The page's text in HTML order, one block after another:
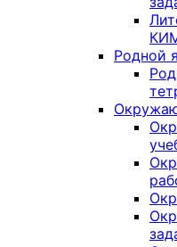
Родной